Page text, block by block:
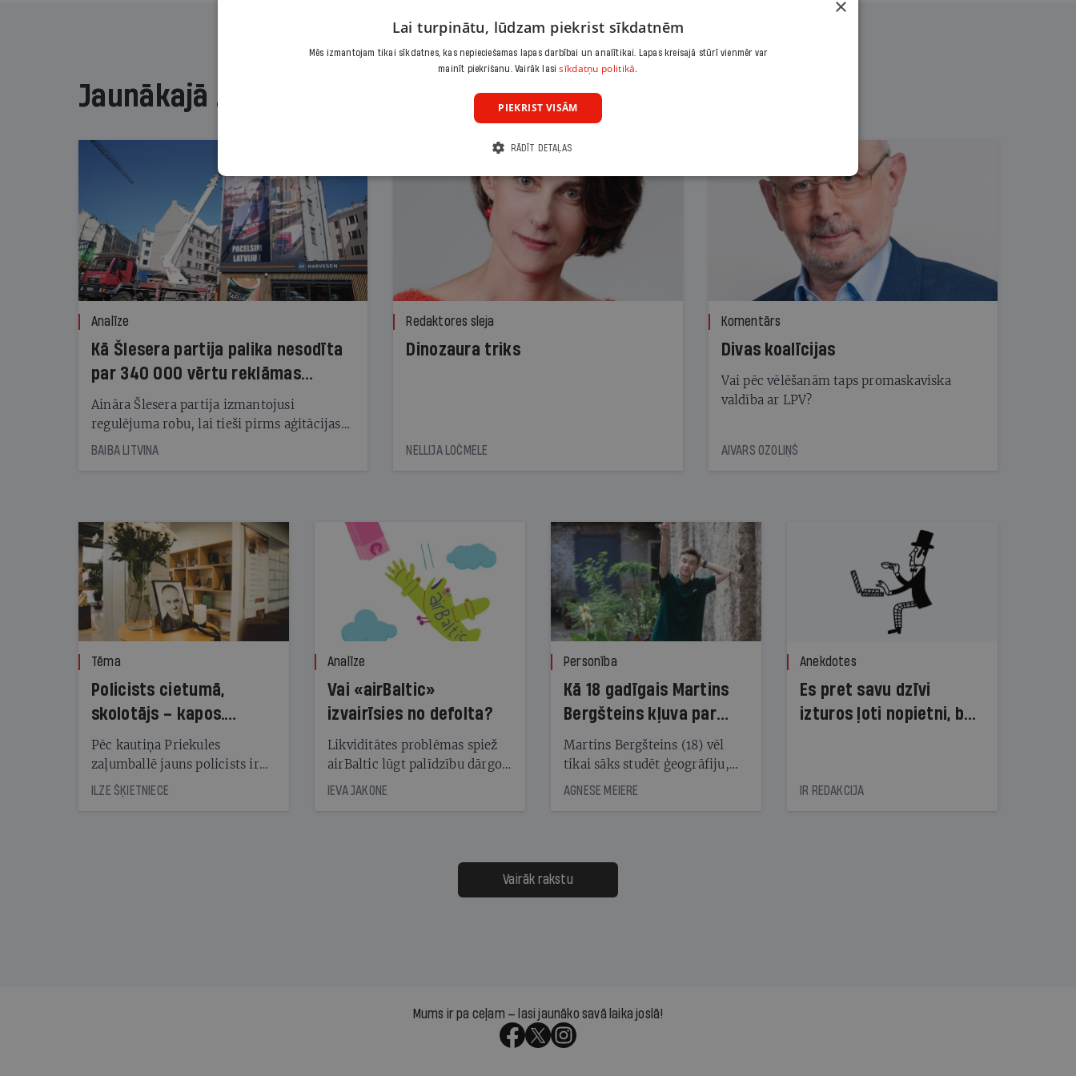
Jaunākajā žurnālā
Analīze
Kā Šlesera partija palika nesodīta
par 340 000 vērtu reklāmas
kampaņu
Aināra Šlesera partija izmantojusi
regulējuma robu, lai tieši pirms aģitācijas
starta izreklamētos par summu, kas
BAIBA LITVINA
Redaktores sleja
Dinozaura triks
NELLIJA LOČMELE
Komentārs
Divas koalīcijas
Vai pēc vēlēšanām taps promaskaviska
valdība ar LPV?
AIVARS OZOLIŅŠ
Tēma
Policists cietumā,
skolotājs – kapos.
Reibuma cena Priekulē
Pēc kautiņa Priekules
zaļumballē jauns policists ir
nonācis cietumā, bet
cienījams pedagogs — kapos.
ILZE ŠĶIETNIECE
Analīze
Vai «airBaltic»
izvairīsies no defolta?
Likviditātes problēmas spiež
airBaltic lūgt palīdzību dārgo
obligāciju turētājiem, taču
samaksāt augstos procentus,
kas jāpārskaita jau trīs dienas
pirms nākamās sapulces
IEVA JAKONE
Personība
Kā 18 gadīgais Martins
Bergšteins kļuva par
laika ziņu seju?
Martins Bergšteins (18) vēl
tikai sāks studēt ģeogrāfiju,
bet viņa sacītajam jau uzticas
uzcītīga darba, mammas
atbalsts un drosme turpināt
meteovērojumus arī tad, kad
AGNESE MEIERE
Anekdotes
Es pret savu dzīvi
izturos ļoti nopietni, bet
IR REDAKCIJA
Vairāk rakstu
Mums ir pa ceļam — lasi jaunāko savā laika joslā!
×
Lai turpinātu, lūdzam piekrist sīkdatnēm
Mēs izmantojam tikai sīkdatnes, kas nepieciešamas lapas darbībai un analītikai. Lapas kreisajā stūrī vienmēr var
mainīt piekrišanu. Vairāk lasisīkdatņu politikā.
PIEKRIST VISĀM
RĀDĪT DETAĻAS